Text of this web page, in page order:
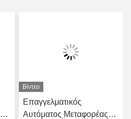
Βίντεο
Επαγγελματικός
Αυτόματος Μεταφορέας